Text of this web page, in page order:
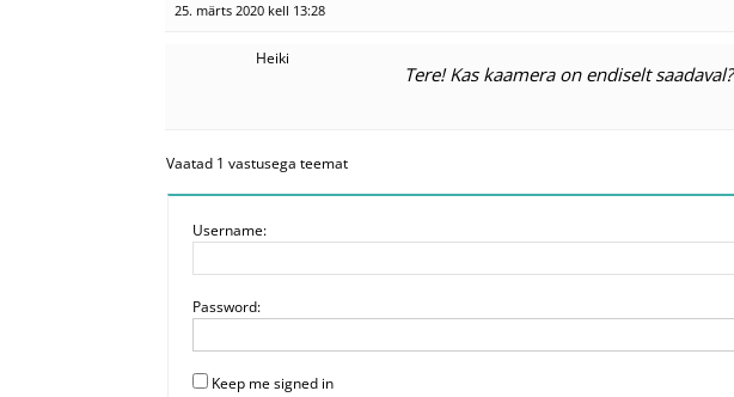
25. märts 2020 kell 13:28
Heiki
Tere! Kas kaamera on endiselt saadaval?
Vaatad 1 vastusega teemat
Username:
Password:
Keep me signed in